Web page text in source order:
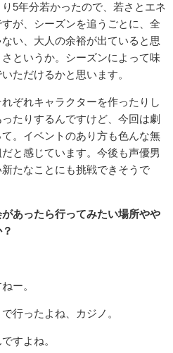
5年分若かったので、若さとエネ
が、シーズンを追うごとに、全
い、大人の余裕が出ていると思
というか。シーズンによって味
ただけるかと思います。
ぞれキャラクターを作ったりし
たりするんですけど、今回は劇
。イベントのあり方も色んな無
と感じています。今後も声優男
たなことにも挑戦できそうで
あったら行ってみたい場所やや
ー。
行ったよね、カジノ。
すよね。